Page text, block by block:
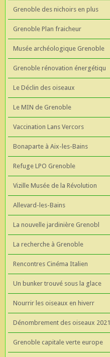
Grenoble des nichoirs en plus
Grenoble Plan fraicheur
Musée archéologique Grenoble
Grenoble rénovation énergétiqu
Le Déclin des oiseaux
Le MIN de Grenoble
Vaccination Lans Vercors
Bonaparte à Aix-les-Bains
Refuge LPO Grenoble
Vizille Musée de la Révolution
Allevard-les-Bains
La nouvelle jardinière Grenobl
La recherche à Grenoble
Rencontres Cinéma Italien
Un bunker trouvé sous la glace
Nourrir les oiseaux en hiverr
Dénombrement des oiseaux 2021
Grenoble capitale verte europe